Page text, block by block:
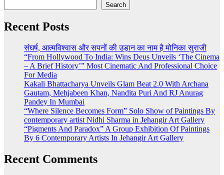
Search
Recent Posts
संघर्ष, आत्मविश्वास और सपनों की उड़ान का नाम है मोनिका सुराजी
“From Hollywood To India: Wins Deus Unveils ‘The Cinema
– A Brief History’” Most Cinematic And Professional Choice
For Media
Kakali Bhattacharya Unveils Glam Beat 2.0 With Archana
Gautam, Mehjabeen Khan, Nandita Puri And RJ Anurag
Pandey In Mumbai
“Where Silence Becomes Form” Solo Show of Paintings By
contemporary artist Nidhi Sharma in Jehangir Art Gallery
“Pigments And Paradox” A Group Exhibition Of Paintings
By 6 Contemporary Artists In Jehangir Art Gallery
Recent Comments